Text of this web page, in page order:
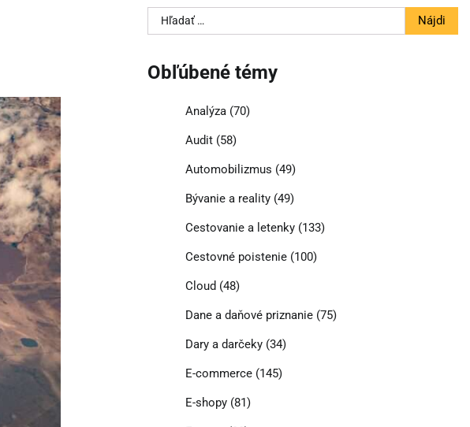
Hľadať:
Obľúbené témy
Analýza(70)
Audit(58)
Automobilizmus (49)
Bývanie a reality(49)
Cestovanie a letenky(133)
Cestovné poistenie(100)
Cloud (48)
Dane a daňové priznanie(75)
Dary a darčeky(34)
E-commerce(145)
E-shopy(81)